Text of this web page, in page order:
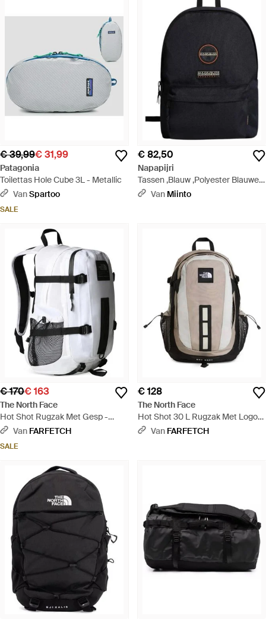
€ 39,99€ 31,99
Patagonia
Toilettas Hole Cube 3L - Metallic
VanSpartoo
SALE
€ 82,50
Napapijri
Tassen ,Blauw ,Polyester Blauwe
Polyester Rugzak Met Ritssluiting
Van Miinto
€ 170€ 163
The North Face
Hot Shot Rugzak Met Gesp -
Zwart
Van FARFETCH
SALE
€ 128
The North Face
Hot Shot 30 L Rugzak Met Logo-
Patch - Naturel
Van FARFETCH